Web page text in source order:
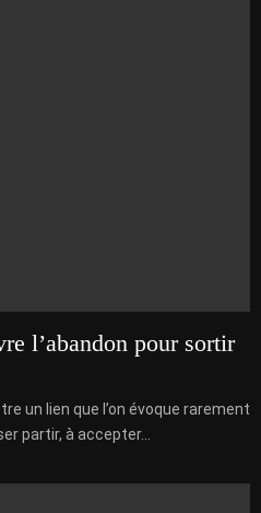
l’abandon pour sortir
un lien que l’on évoque rarement
partir, à accepter...